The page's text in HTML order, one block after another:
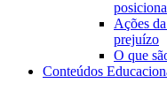
Ações
prejuízo
O que
Conteúdos